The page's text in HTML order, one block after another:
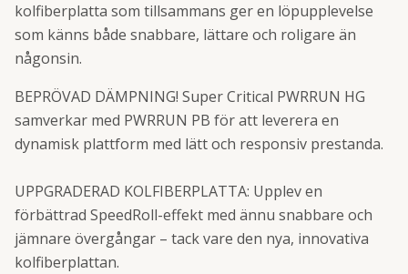
kolfiberplatta som tillsammans ger en löpupplevelse
som känns både snabbare, lättare och roligare än
någonsin.
BEPRÖVAD DÄMPNING! Super Critical PWRRUN HG
samverkar med PWRRUN PB för att leverera en
dynamisk plattform med lätt och responsiv prestanda.
UPPGRADERAD KOLFIBERPLATTA: Upplev en
förbättrad SpeedRoll-effekt med ännu snabbare och
jämnare övergångar – tack vare den nya, innovativa
kolfiberplattan.